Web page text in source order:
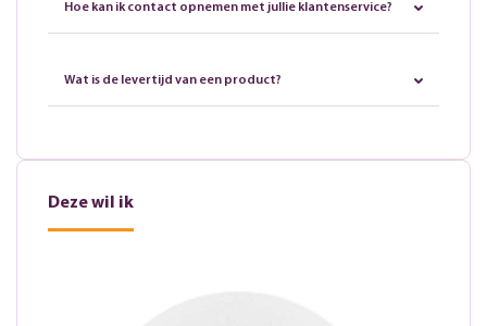
Hoe kan ik contact opnemen met jullie klantenservice?
Wat is de levertijd van een product?
Deze wil ik